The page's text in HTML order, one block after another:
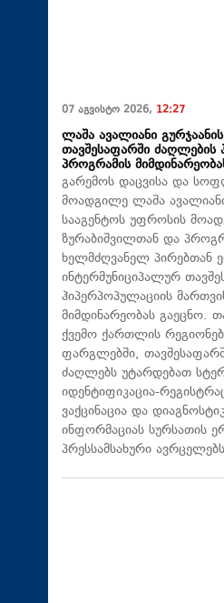
07 აგვისტო 2026, 12:27
ლაშა ავალიანი
თავშესაფარში ძაღლების
პროგრამის
გარემოს დაცვისა და
მოადგილე ლაშა
სააგენტოს უფროსის
ზურაბიშვილთან და
ხელმძღვანელ პირებთან
ინტერმუნიციპალურ
ჰიპერპოპულაციის
მიმდინარეობას გაეცნო.
ქვემო ქართლის
ფარგლებში,
ძაღლებს უტარდებათ
იდენტიფიკაცია-
ვაქცინაცია და
ინფორმაციას სურსათის
პრესსამსახური